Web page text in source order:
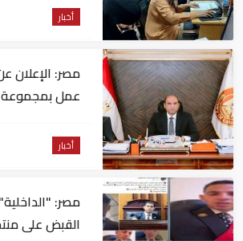
أخبار
عمل
أخبار
مصر:
القبض على